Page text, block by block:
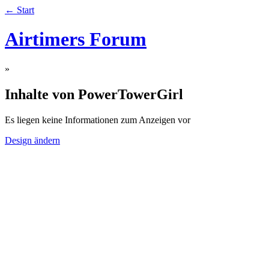
← Start
Airtimers Forum
»
Inhalte von PowerTowerGirl
Es liegen keine Informationen zum Anzeigen vor
Design ändern